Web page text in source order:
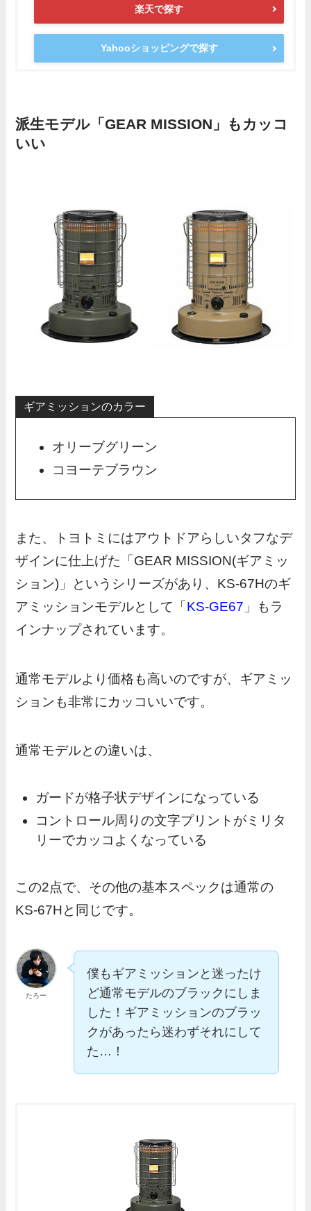
楽天で探す
Yahooショッピングで探す
派生モデル「GEAR MISSION」もカッコ
いい
ギアミッションのカラー
オリーブグリーン
コヨーテブラウン
また、トヨトミにはアウトドアらしいタフなデ
ザインに仕上げた「GEAR MISSION(ギアミッ
ション)」というシリーズがあり、KS-67Hのギ
アミッションモデルとして「 KS-GE67 」もラ
インナップされています。
通常モデルより価格も高いのですが、ギアミッ
ションも非常にカッコいいです。
通常モデルとの違いは、
ガードが格子状デザインになっている
コントロール周りの文字プリントがミリタ
リーでカッコよくなっている
この2点で、その他の基本スペックは通常の
KS-67Hと同じです。
たろー
僕もギアミッションと迷ったけ
ど通常モデルのブラックにしま
した！ギアミッションのブラッ
クがあったら迷わずそれにして
た…！